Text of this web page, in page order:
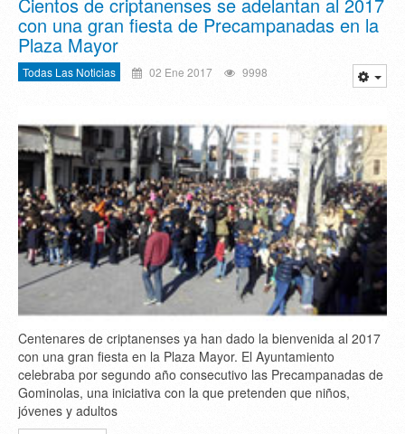
Cientos de criptanenses se adelantan al 2017
con una gran fiesta de Precampanadas en la
Plaza Mayor
Todas Las Noticias 02 Ene 2017 9998
Centenares de criptanenses ya han dado la bienvenida al 2017
con una gran fiesta en la Plaza Mayor. El Ayuntamiento
celebraba por segundo año consecutivo las Precampanadas de
Gominolas, una iniciativa con la que pretenden que niños,
jóvenes y adultos